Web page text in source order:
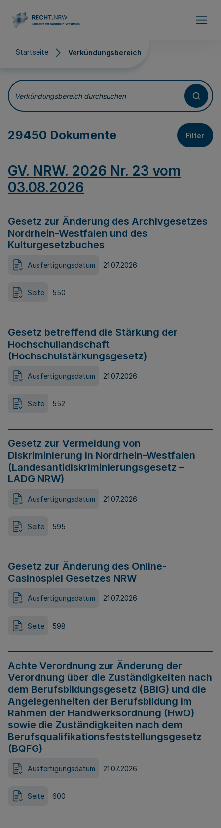
Startseite Verkündungsbereich
Verkündungsbereich
Verkündungsbereich durchsuchen
29450 Dokumente Filter
GV. NRW. 2026 Nr. 23 vom
03.08.2026
Gesetz zur Änderung des Archivgesetzes
Nordrhein-Westfalen und des
Kulturgesetzbuches
Ausfertigungsdatum 21.07.2026
Seite 550
Gesetz betreffend die Stärkung der
Hochschullandschaft
(Hochschulstärkungsgesetz)
Ausfertigungsdatum 21.07.2026
Seite 552
Gesetz zur Vermeidung von
Diskriminierung in Nordrhein-Westfalen
(Landesantidiskriminierungsgesetz –
LADG NRW)
Ausfertigungsdatum 21.07.2026
Seite 595
Gesetz zur Änderung des Online-
Casinospiel Gesetzes NRW
Ausfertigungsdatum 21.07.2026
Seite 598
Achte Verordnung zur Änderung der
Verordnung über die Zuständigkeiten nach
dem Berufsbildungsgesetz (BBiG) und die
Angelegenheiten der Berufsbildung im
Rahmen der Handwerksordnung (HwO)
sowie die Zuständigkeiten nach dem
Berufsqualifikationsfeststellungsgesetz
(BQFG)
Ausfertigungsdatum 21.07.2026
Seite 600